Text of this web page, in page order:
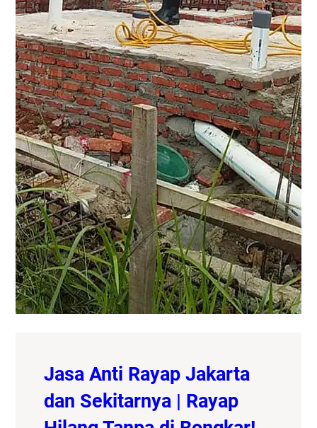
Jasa Anti Rayap Jakarta
dan Sekitarnya | Rayap